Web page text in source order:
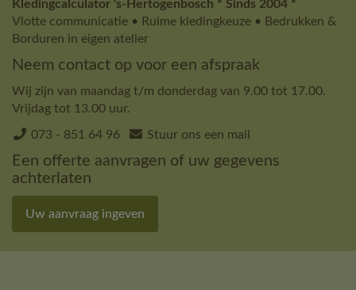
Kledingcalculator 's-Hertogenbosch * Sinds 2004 *
Vlotte communicatie • Ruime kledingkeuze • Bedrukken &
Borduren in eigen atelier
Neem contact op voor een afspraak
Wij zijn van maandag t/m donderdag van 9.00 tot 17.00.
Vrijdag tot 13.00 uur.
073 - 851 64 96 Stuur ons een mail
Een offerte aanvragen of uw gegevens
achterlaten
Uw aanvraag ingeven